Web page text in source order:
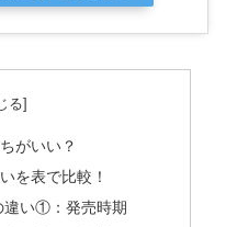
がいい？
を表で比較！
違い①：発売時期